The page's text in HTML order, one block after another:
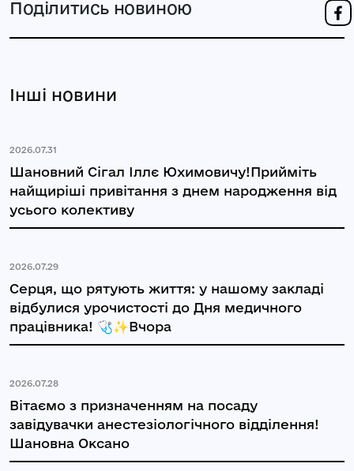
Поділитись новиною
Інші новини
2026.07.31
Шановний Сігал Іллє Юхимовичу!Прийміть
найщиріші привітання з днем народження від
усього колективу
2026.07.29
Серця, що рятують життя: у нашому закладі
відбулися урочистості до Дня медичного
працівника! 🩺✨Вчора
2026.07.28
Вітаємо з призначенням на посаду
завідувачки анестезіологічного відділення!
Шановна Оксано